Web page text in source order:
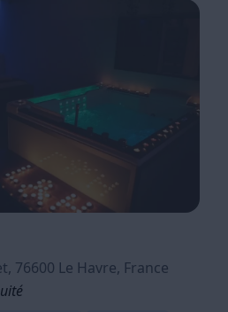
76600 Le Havre, France